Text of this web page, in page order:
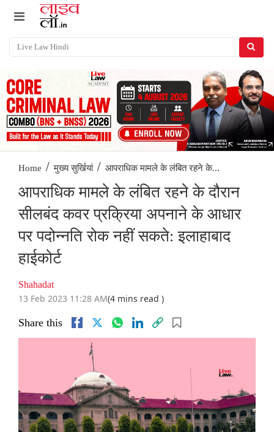
Home / मुख्य सुर्खियां / आपराधिक मामले के लंबित रहने के...
आपराधिक मामले के लंबित रहने के दौरान
सीलबंद कवर प्रक्रिया अपनाने के आधार
पर पदोन्नति रोक नहीं सकते: इलाहाबाद
हाईकोर्ट
Shahadat
13 Feb 2023 11:28 AM(4 mins read )
Share this